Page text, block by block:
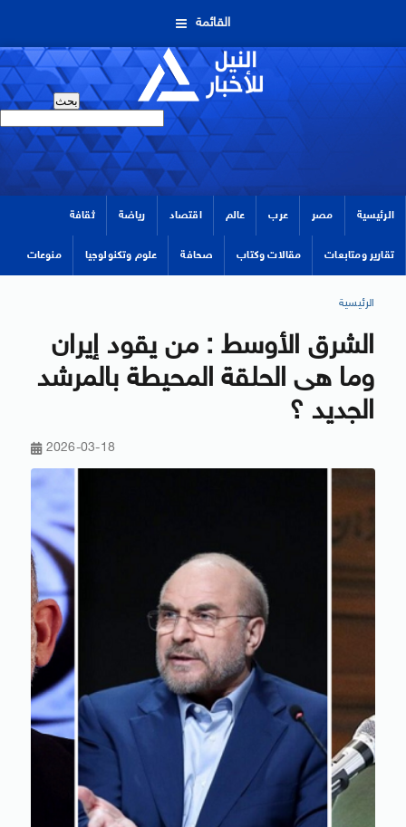
القائمة
الرئيسية مصر عرب عالم اقتصاد رياضة ثقافة
تقارير ومتابعات مقالات وكتاب صحافة علوم وتكنولوجيا منوعات
الرئيسية
الشرق الأوسط : من يقود إيران
وما هى الحلقة المحيطة بالمرشد
الجديد ؟
2026-03-18